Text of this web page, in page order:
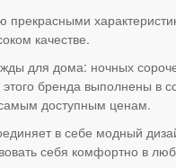
качестве.
для дома: ночных
бренда выполнены в
доступным ценам.
в себе модный
себя комфортно в